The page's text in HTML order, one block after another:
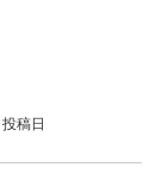
投稿日